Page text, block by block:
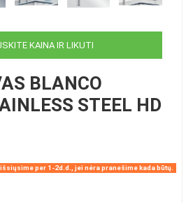
KAINA IR LIKUTI
BLANCO
STEEL HD
per 1-2d.d., jei nėra pranešime kada būtų.